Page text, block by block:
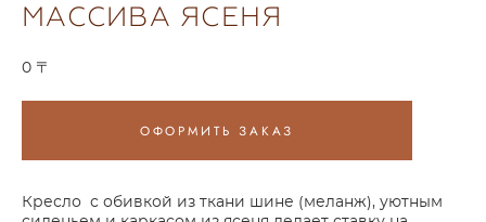
МАССИВА ЯСЕНЯ
0 〒
ОФОРМИТЬ ЗАКАЗ
Кресло с обивкой из ткани шине (меланж), уютным